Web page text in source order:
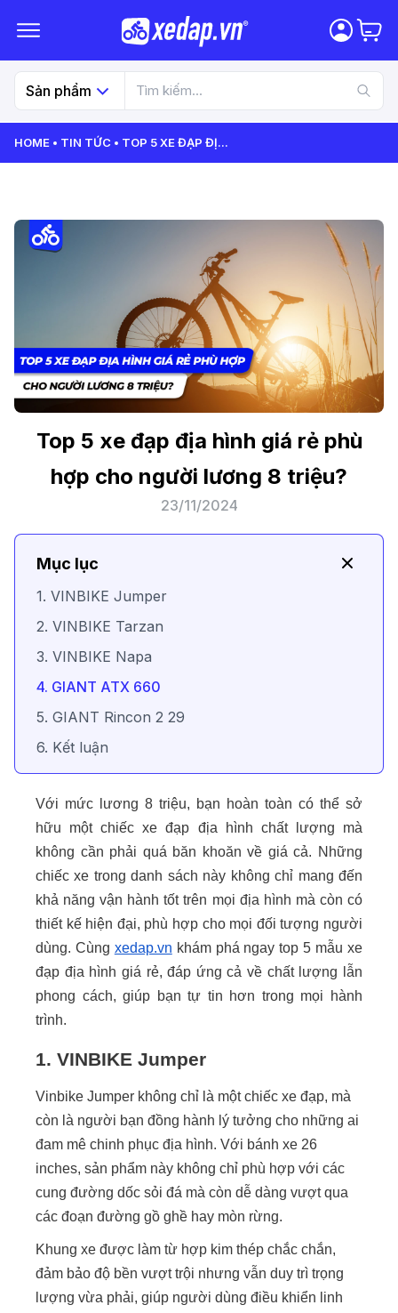
Sản phẩm
HOME TIN TỨC TOP 5 XE ĐẠP ĐỊ...
Top 5 xe đạp địa hình giá rẻ phù
hợp cho người lương 8 triệu?
23/11/2024
Mục lục
1. VINBIKE Jumper
2. VINBIKE Tarzan
3. VINBIKE Napa
4. GIANT ATX 660
5. GIANT Rincon 2 29
6. Kết luận
Với mức lương 8 triệu, bạn hoàn toàn có thể sở
hữu một chiếc xe đạp địa hình chất lượng mà
không cần phải quá băn khoăn về giá cả. Những
chiếc xe trong danh sách này không chỉ mang đến
khả năng vận hành tốt trên mọi địa hình mà còn có
thiết kế hiện đại, phù hợp cho mọi đối tượng người
dùng. Cùng xedap.vn khám phá ngay top 5 mẫu xe
đạp địa hình giá rẻ, đáp ứng cả về chất lượng lẫn
phong cách, giúp bạn tự tin hơn trong mọi hành
trình.
1. VINBIKE Jumper
Vinbike Jumper không chỉ là một chiếc xe đạp, mà
còn là người bạn đồng hành lý tưởng cho những ai
đam mê chinh phục địa hình. Với bánh xe 26
inches, sản phẩm này không chỉ phù hợp với các
cung đường dốc sỏi đá mà còn dễ dàng vượt qua
các đoạn đường gồ ghề hay mòn rừng.
Khung xe được làm từ hợp kim thép chắc chắn,
đảm bảo độ bền vượt trội nhưng vẫn duy trì trọng
lượng vừa phải, giúp người dùng điều khiển linh